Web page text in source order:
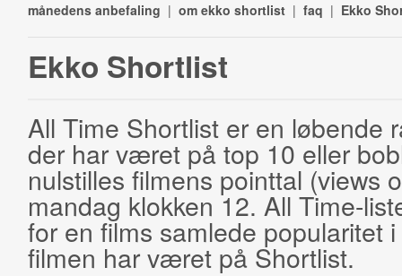
månedens anbefaling | om ekko shortlist | faq | Ekko
Ekko Shortlist
All Time Shortlist er en løbende
der har været på top 10 eller
nulstilles filmens pointtal (views
mandag klokken 12. All Time-
for en films samlede popularitet
filmen har været på Shortlist.